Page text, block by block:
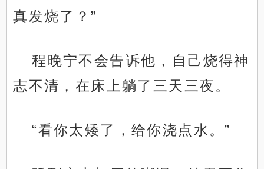
真发烧了？”
程晚宁不会告诉他，自己烧得神
志不清，在床上躺了三天三夜。
“看你太矮了，给你浇点水。”